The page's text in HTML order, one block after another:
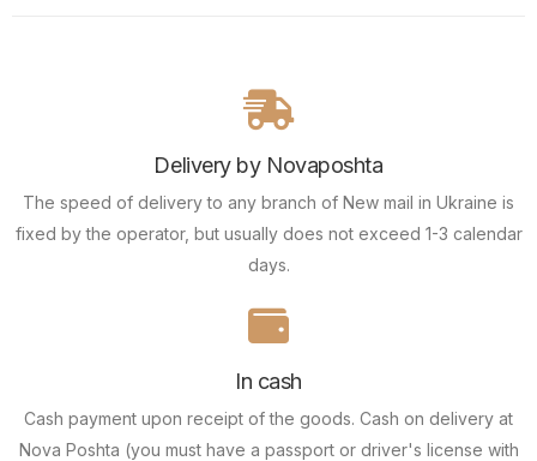
Delivery by Novaposhta
The speed of delivery to any branch of New mail in Ukraine is
fixed by the operator, but usually does not exceed 1-3 calendar
days.
In cash
Cash payment upon receipt of the goods. Cash on delivery at
Nova Poshta (you must have a passport or driver's license with